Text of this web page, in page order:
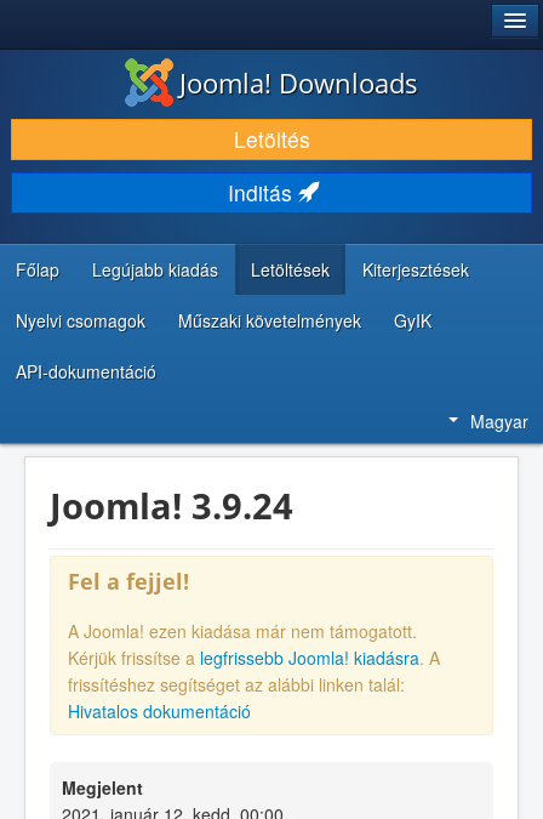
LETÖLTÉS ÉS KITERJESZTÉS
FEDEZZE FEL ÉS TANULJA MEG
KÖZÖSSÉG ÉS TÁMOGATÁS
FEJLESZTŐI ERŐFORRÁSOK
Joomla! Downloads
Letöltés
Inditás
Főlap Legújabb kiadás Letöltések Kiterjesztések
Nyelvi csomagok Műszaki követelmények GyIK
API-dokumentáció
Magyar
Joomla! 3.9.24
Fel a fejjel!
A Joomla! ezen kiadása már nem támogatott.
Kérjük frissítse a legfrissebb Joomla! kiadásra. A
frissítéshez segítséget az alábbi linken talál:
Hivatalos dokumentáció
Megjelent